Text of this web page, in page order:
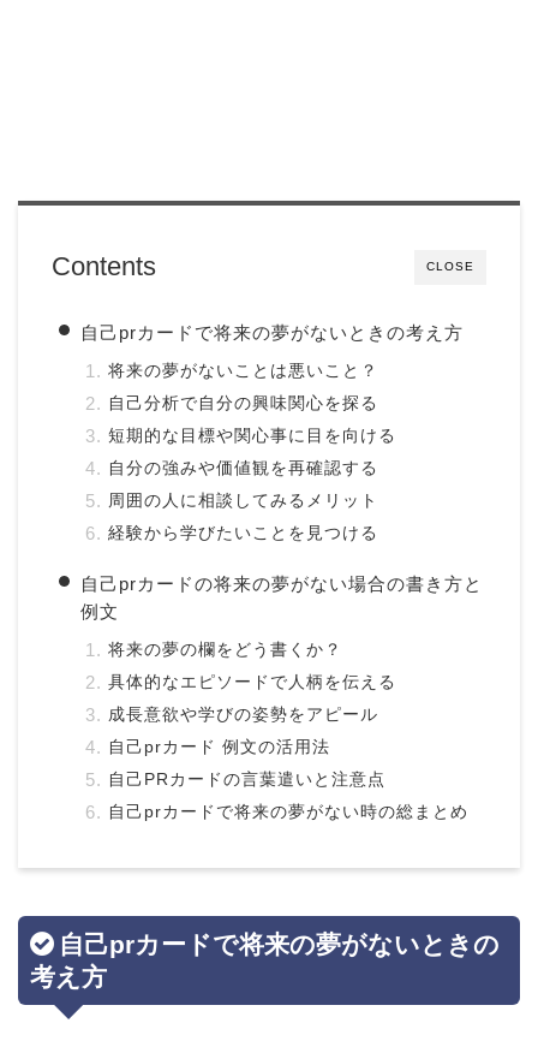
CLOSE
Contents
自己prカードで将来の夢がないときの考え方
将来の夢がないことは悪いこと？
自己分析で自分の興味関心を探る
短期的な目標や関心事に目を向ける
自分の強みや価値観を再確認する
周囲の人に相談してみるメリット
経験から学びたいことを見つける
自己prカードの将来の夢がない場合の書き方と
例文
将来の夢の欄をどう書くか？
具体的なエピソードで人柄を伝える
成長意欲や学びの姿勢をアピール
自己prカード 例文の活用法
自己PRカードの言葉遣いと注意点
自己prカードで将来の夢がない時の総まとめ
自己prカードで将来の夢がないときの
考え方